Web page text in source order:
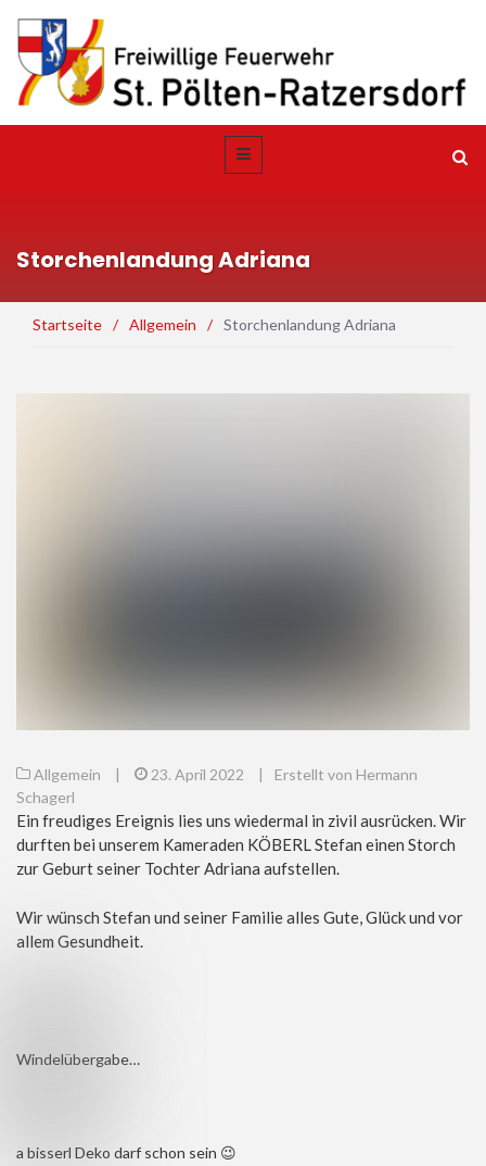
Storchenlandung Adriana
Startseite / Allgemein / Storchenlandung Adriana
Allgemein | 23. April 2022 |
Erstellt von Hermann
Schagerl
Ein freudiges Ereignis lies uns wiedermal in zivil ausrücken. Wir
durften bei unserem Kameraden KÖBERL Stefan einen Storch
zur Geburt seiner Tochter Adriana aufstellen.
Wir wünsch Stefan und seiner Familie alles Gute, Glück und vor
allem Gesundheit.
Windelübergabe…
a bisserl Deko darf schon sein 😉